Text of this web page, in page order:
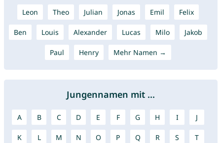
Leon Theo Julian Jonas Emil Felix
Ben Louis Alexander Lucas Milo Jakob
Paul Henry Mehr Namen →
Jungennamen mit ...
A B C D E F G H I J
K L M N O P Q R S T